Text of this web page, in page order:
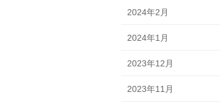
2024年2月
2024年1月
2023年12月
2023年11月